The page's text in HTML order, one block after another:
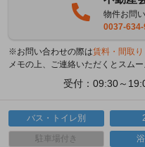
物件お問
0037-
※お問い合わせの際は賃料・間取
メモの上、ご連絡いただくとスムー
受付：09:30～
バス・トイレ別
駐車場付き